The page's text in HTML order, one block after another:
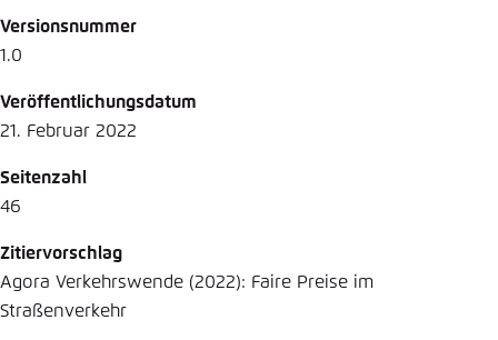
Versionsnummer
1.0
Veröffentlichungsdatum
21. Februar 2022
Seitenzahl
46
Zitiervorschlag
Agora Verkehrswende (2022): Faire Preise im
Straßenverkehr